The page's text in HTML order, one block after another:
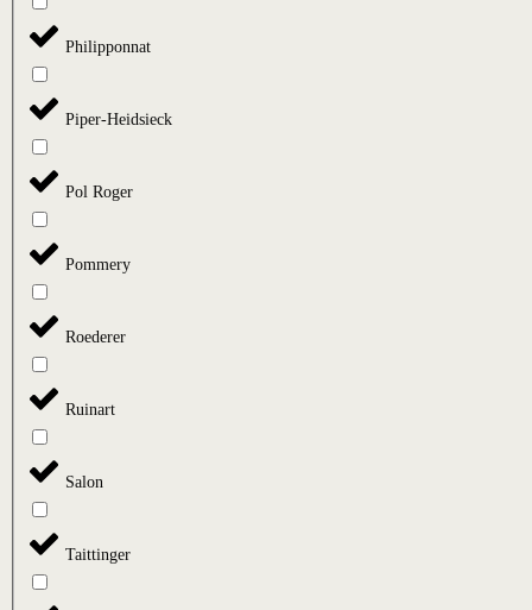
Philipponnat
Piper-Heidsieck
Pol Roger
Pommery
Roederer
Ruinart
Salon
Taittinger